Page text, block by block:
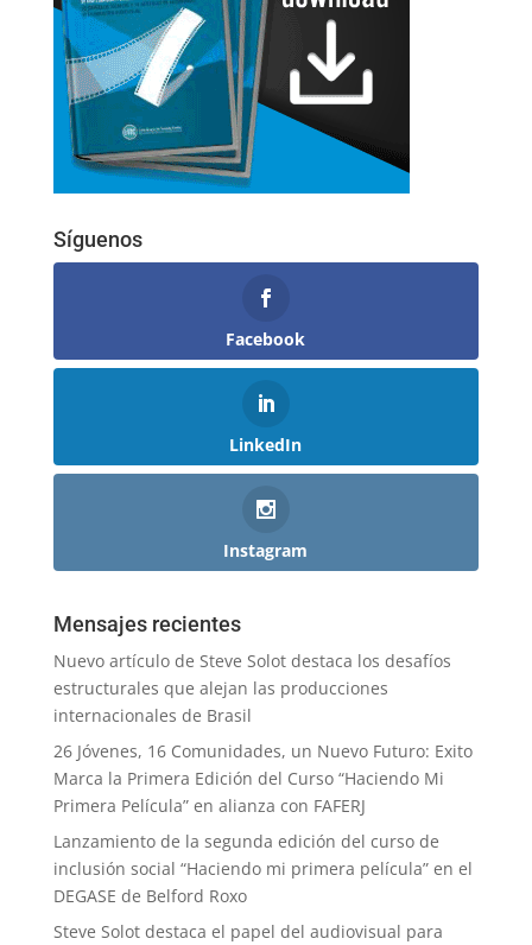
Síguenos
Facebook
LinkedIn
Instagram
Mensajes recientes
Nuevo artículo de Steve Solot destaca los desafíos
estructurales que alejan las producciones
internacionales de Brasil
26 Jóvenes, 16 Comunidades, un Nuevo Futuro: Exito
Marca la Primera Edición del Curso “Haciendo Mi
Primera Película” en alianza con FAFERJ
Lanzamiento de la segunda edición del curso de
inclusión social “Haciendo mi primera película” en el
DEGASE de Belford Roxo
Steve Solot destaca el papel del audiovisual para